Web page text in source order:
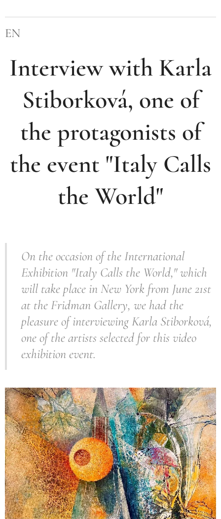
EN
Interview with Karla
Stiborková, one of
the protagonists of
the event "Italy Calls
the World"
On the occasion of the International
Exhibition "Italy Calls the World," which
will take place in New York from June 21st
at the Fridman Gallery, we had the
pleasure of interviewing Karla Stiborková,
one of the artists selected for this video
exhibition event.